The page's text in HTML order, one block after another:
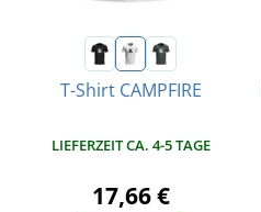
T-Shirt CAMPFIRE
LIEFERZEIT CA. 4-5 TAGE
17,66 €